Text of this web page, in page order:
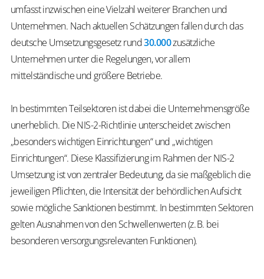
umfasst inzwischen eine Vielzahl weiterer Branchen und
Unternehmen. Nach aktuellen Schätzungen fallen durch das
deutsche Umsetzungsgesetz rund30.000zusätzliche
Unternehmen unter die Regelungen, vor allem
mittelständische und größere Betriebe.
In bestimmten Teilsektoren ist dabei die Unternehmensgröße
unerheblich. Die NIS-2-Richtlinie unterscheidet zwischen
„besonders wichtigen Einrichtungen“ und „wichtigen
Einrichtungen“. Diese Klassifizierung im Rahmen der NIS-2
Umsetzung ist von zentraler Bedeutung, da sie maßgeblich die
jeweiligen Pflichten, die Intensität der behördlichen Aufsicht
sowie mögliche Sanktionen bestimmt. In bestimmten Sektoren
gelten Ausnahmen von den Schwellenwerten (z. B. bei
besonderen versorgungsrelevanten Funktionen).